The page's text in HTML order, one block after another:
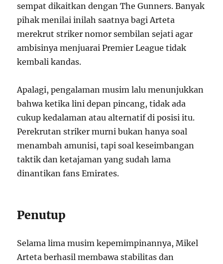
sempat dikaitkan dengan The Gunners. Banyak
pihak menilai inilah saatnya bagi Arteta
merekrut striker nomor sembilan sejati agar
ambisinya menjuarai Premier League tidak
kembali kandas.
Apalagi, pengalaman musim lalu menunjukkan
bahwa ketika lini depan pincang, tidak ada
cukup kedalaman atau alternatif di posisi itu.
Perekrutan striker murni bukan hanya soal
menambah amunisi, tapi soal keseimbangan
taktik dan ketajaman yang sudah lama
dinantikan fans Emirates.
Penutup
Selama lima musim kepemimpinannya, Mikel
Arteta berhasil membawa stabilitas dan